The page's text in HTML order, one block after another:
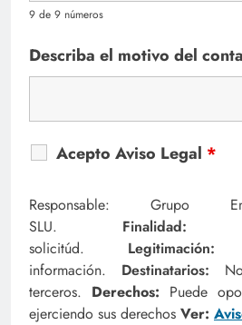
9 de 9 números
Describa el motivo del
Acepto Aviso Legal *
Responsable: Grupo
SLU.
solicitúd.
información. Destinatarios:
terceros. Derechos: Puede
ejerciendo sus derechos Ver: